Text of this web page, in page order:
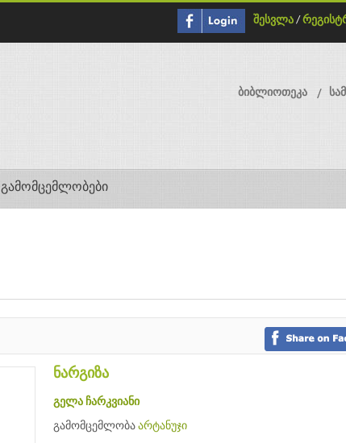
შესვლა /
ბიბლიოთეკა
გამომცემლობები
ნარგიზა
გელა ჩარკვიანი
გამომცემლობა არტანუჯი